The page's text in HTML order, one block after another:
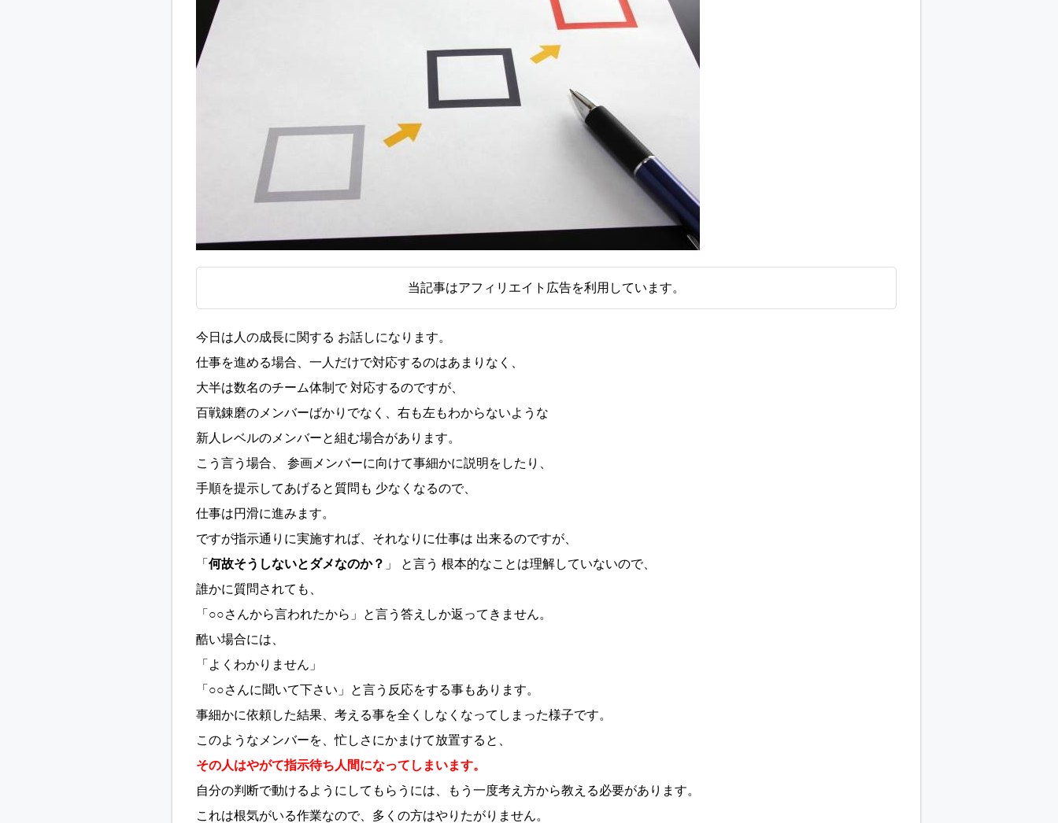
当記事はアフィリエイト広告を利用しています。
今日は人の成長に関する お話しになります。
仕事を進める場合、一人だけで対応するのはあまりなく、
大半は数名のチーム体制で 対応するのですが、
百戦錬磨のメンバーばかりでなく、右も左もわからないような
新人レベルのメンバーと組む場合があります。
こう言う場合、 参画メンバーに向けて事細かに説明をしたり、
手順を提示してあげると質問も 少なくなるので、
仕事は円滑に進みます。
ですが指示通りに実施すれば、それなりに仕事は 出来るのですが、
「 何故そうしないとダメなのか？ 」 と言う 根本的なことは理解していないので、
誰かに質問されても、
「○○さんから言われたから」と言う答えしか返ってきません。
酷い場合には、
「よくわかりません」
「○○さんに聞いて下さい」と言う反応をする事もあります。
事細かに依頼した結果、考える事を全くしなくなってしまった様子です。
このようなメンバーを、忙しさにかまけて放置すると、
その人はやがて指示待ち人間になってしまいます。
自分の判断で動けるようにしてもらうには、もう一度考え方から教える必要があります。
これは根気がいる作業なので、多くの方はやりたがりません。